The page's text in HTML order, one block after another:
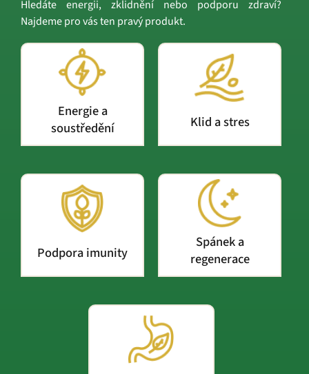
Hledáte energii, zklidnění nebo podporu zdraví?
Najdeme pro vás ten pravý produkt.
Energie a
soustředění
Klid a stres
Podpora imunity
Spánek a
regenerace